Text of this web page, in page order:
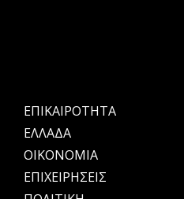
ΕΠΙΚΑΙΡΟΤΗΤΑ
ΕΛΛΑΔΑ
OIKONOMIA
ΕΠΙΧΕΙΡΗΣΕΙΣ